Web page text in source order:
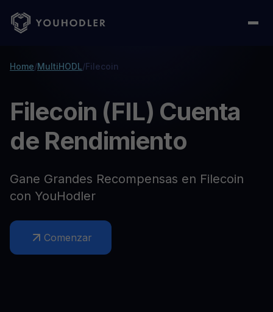
Home/MultiHODL/Filecoin
Filecoin (FIL) Cuenta
de Rendimiento
Gane Grandes Recompensas en Filecoin
con YouHodler
Comenzar